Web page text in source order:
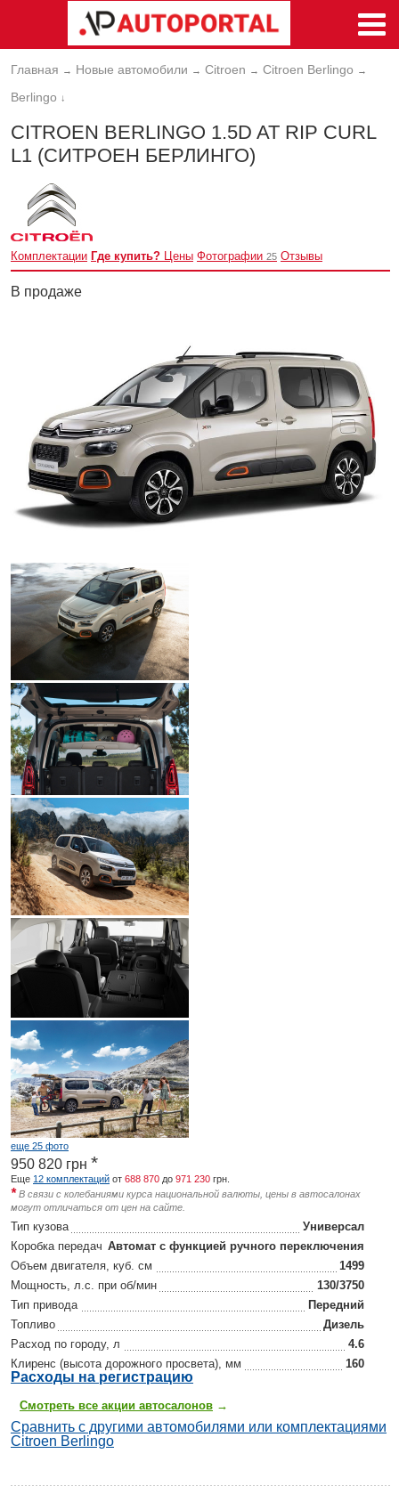
Главная → Новые автомобили → Citroen → Citroen Berlingo →
Berlingo ↓
CITROEN BERLINGO 1.5D AT RIP CURL
L1 (СИТРОЕН БЕРЛИНГО)
Комплектации Где купить? Цены Фотографии 25 Отзывы
В продаже
еще 25 фото
950 820 грн *
Еще 12 комплектаций от 688 870 до 971 230 грн.
* В связи с колебаниями курса национальной валюты, цены в автосалонах
могут отличаться от цен на сайте.
Тип кузова
Универсал
Коробка передач Автомат с функцией ручного переключения
Объем двигателя, куб. см
1499
Мощность, л.с. при об/мин
130/3750
Тип привода
Передний
Топливо
Дизель
Расход по городу, л
4.6
Клиренс (высота дорожного просвета), мм
160
Расходы на регистрацию
Смотреть все акции автосалонов →
Сравнить с другими автомобилями или комплектациями
Citroen Berlingo